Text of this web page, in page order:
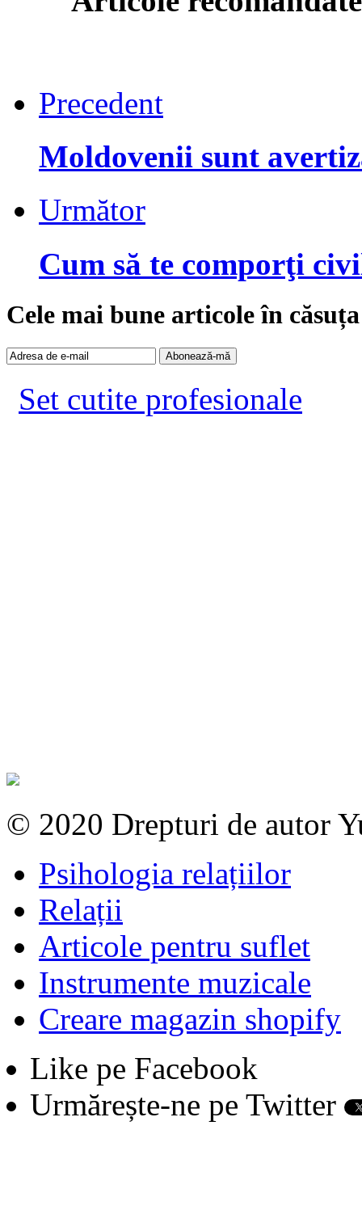
Precedent
Moldovenii sunt
Următor
Cum să te comporţi
Cele mai bune articole în
Set cutite profesionale
© 2020 Drepturi de autor
Psihologia relațiilor
Relații
Articole pentru suflet
Instrumente muzicale
Creare magazin shopify
Like pe Facebook
Urmărește-ne pe Twitter